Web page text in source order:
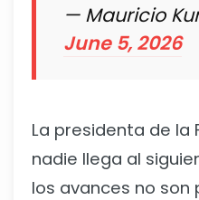
— Mauricio
June 5, 2026
La presidenta de la
nadie llega al
los avances no son